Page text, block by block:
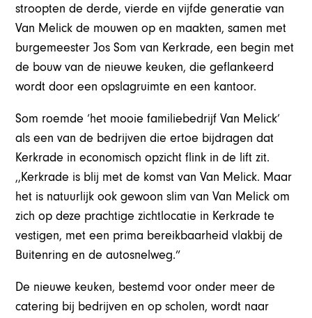
stroopten de derde, vierde en vijfde generatie van
Van Melick de mouwen op en maakten, samen met
burgemeester Jos Som van Kerkrade, een begin met
de bouw van de nieuwe keuken, die geflankeerd
wordt door een opslagruimte en een kantoor.
Som roemde ‘het mooie familiebedrijf Van Melick’
als een van de bedrijven die ertoe bijdragen dat
Kerkrade in economisch opzicht flink in de lift zit.
,,Kerkrade is blij met de komst van Van Melick. Maar
het is natuurlijk ook gewoon slim van Van Melick om
zich op deze prachtige zichtlocatie in Kerkrade te
vestigen, met een prima bereikbaarheid vlakbij de
Buitenring en de autosnelweg.”
De nieuwe keuken, bestemd voor onder meer de
catering bij bedrijven en op scholen, wordt naar